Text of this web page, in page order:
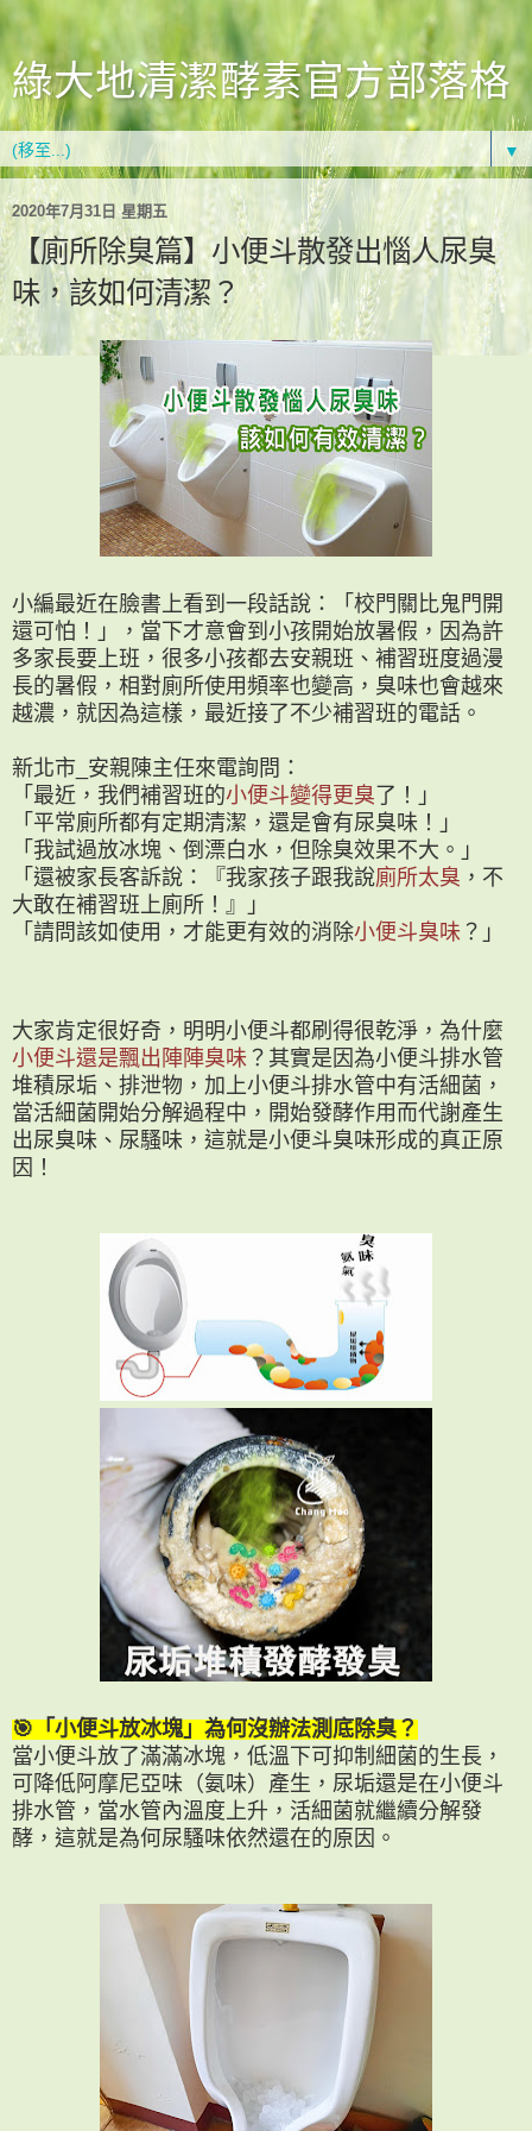
綠大地清潔酵素官方部落格
▼
2020年7月31日 星期五
【廁所除臭篇】小便斗散發出惱人尿臭
味，該如何清潔？
小編最近在臉書上看到一段話說：「校門關比鬼門開
還可怕！」，當下才意會到小孩開始放暑假，因為許
多家長要上班，很多小孩都去安親班、補習班度過漫
長的暑假，相對廁所使用頻率也變高，臭味也會越來
越濃，就因為這樣，最近接了不少補習班的電話。
新北市_安親陳主任來電詢問：
「最近，我們補習班的小便斗變得更臭了！」
「平常廁所都有定期清潔，還是會有尿臭味！」
「我試過放冰塊、倒漂白水，但除臭效果不大。」
「還被家長客訴說：『我家孩子跟我說廁所太臭 ，不
大敢在補習班上廁所！』」
「請問該如使用，才能更有效的消除小便斗臭味 ？」
大家肯定很好奇，明明小便斗都刷得很乾淨，為什麼
小便斗還是飄出陣陣臭味 ？其實是因為小便斗排水管
堆積尿垢、排泄物，加上小便斗排水管中有活細菌，
當活細菌開始分解過程中，開始發酵作用而代謝產生
出尿臭味、尿騷味，這就是小便斗臭味形成的真正原
因！
🎯「小便斗放冰塊」為何沒辦法測底除臭？
當小便斗放了滿滿冰塊，低溫下可抑制細菌的生長，
可降低阿摩尼亞味（氨味）產生，尿垢還是在小便斗
排水管，當水管內溫度上升，活細菌就繼續分解發
酵，這就是為何尿騷味依然還在的原因。